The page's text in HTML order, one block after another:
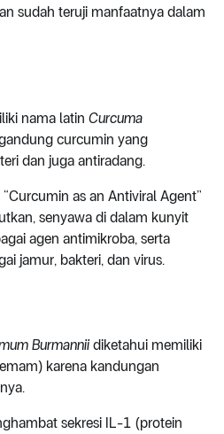
sudah teruji manfaatnya dalam
nama latin Curcuma
curcumin yang
dan juga antiradang.
as an Antiviral Agent”
senyawa di dalam kunyit
agen antimikroba, serta
jamur, bakteri, dan virus.
Burmannii diketahui memiliki
karena kandungan
sekresi IL-1 (protein